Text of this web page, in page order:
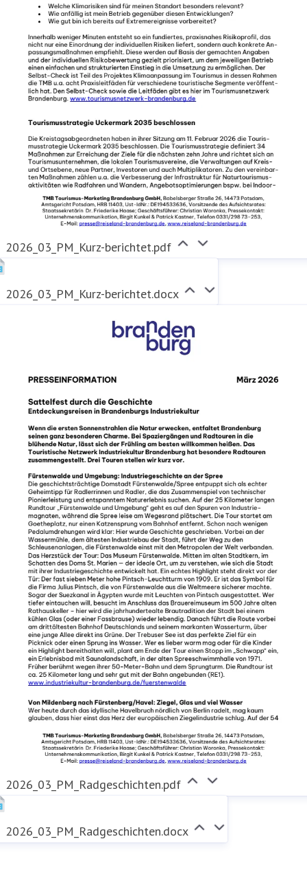
2026_03_PM_Kurz-berichtet.pdf
2026_03_PM_Kurz-berichtet.docx
2026_03_PM_Radgeschichten.pdf
2026_03_PM_Radgeschichten.docx